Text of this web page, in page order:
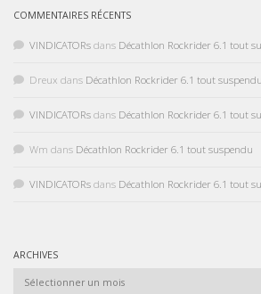
COMMENTAIRES RÉCENTS
VINDICATORs dans Décathlon Rockrider 6.1 tout
Dreux dans Décathlon Rockrider 6.1 tout suspendu
VINDICATORs dans Décathlon Rockrider 6.1 tout
Wm dans Décathlon Rockrider 6.1 tout suspendu
VINDICATORs dans Décathlon Rockrider 6.1 tout
ARCHIVES